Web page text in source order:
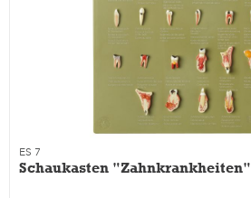
ES 7
Schaukasten "Zahnkrankheiten"